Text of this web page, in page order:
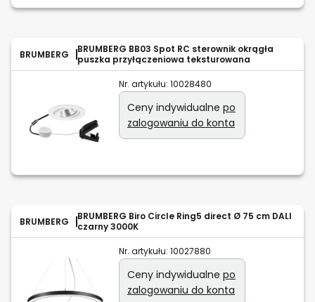
BRUMBERG
BRUMBERG BB03 Spot RC sterownik okrągła
puszka przyłączeniowa teksturowana
Nr. artykułu: 10028480
Ceny indywidualne po
zalogowaniu do konta
BRUMBERG
BRUMBERG Biro Circle Ring5 direct Ø 75 cm DALI
czarny 3000K
Nr. artykułu: 10027880
Ceny indywidualne po
zalogowaniu do konta